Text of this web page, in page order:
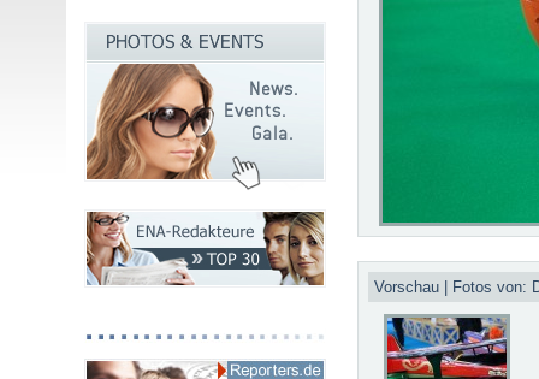
Vorschau | Fotos von: